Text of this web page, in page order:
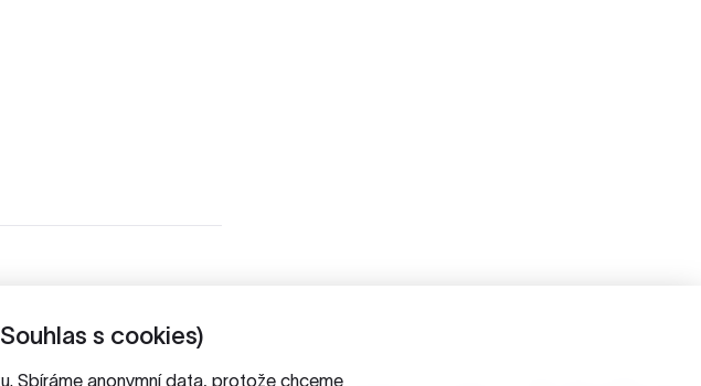
s cookies)
Sbíráme anonymní data, protože chceme